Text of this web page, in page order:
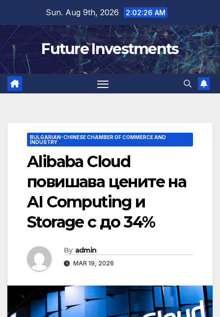
content
Sun. Aug 9th, 2026 2:02:27 AM
Future Investments
BULGARIAN-CHINESE CHAMBER OF COMMERCE AND
INDUSTRY
Alibaba Cloud
повишава цените на
AI Computing и
Storage с до 34%
By admin
MAR 19, 2026